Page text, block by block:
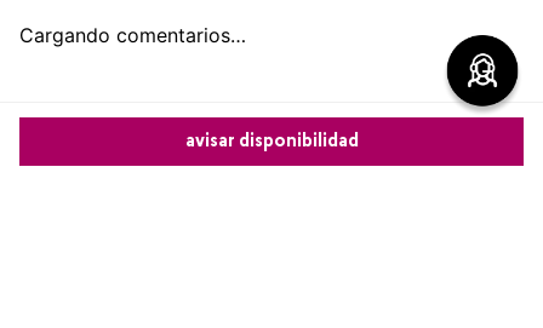
avisar disponibilidad
Cargando comentarios…